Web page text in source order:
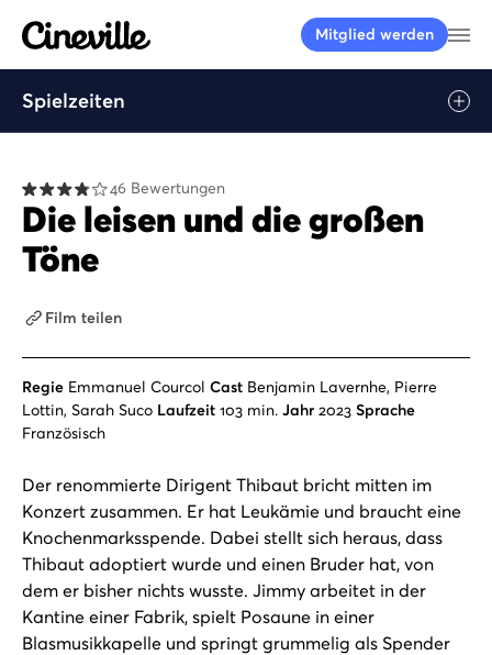
Cineville Logo
Mitglied werden
Spielzeiten
46 Bewertungen
Die leisen und die großen
Töne
Film teilen
Regie Emmanuel Courcol Cast Benjamin Lavernhe, Pierre
Lottin, Sarah Suco Laufzeit 103 min. Jahr 2023 Sprache
Französisch
Der renommierte Dirigent Thibaut bricht mitten im
Konzert zusammen. Er hat Leukämie und braucht eine
Knochenmarksspende. Dabei stellt sich heraus, dass
Thibaut adoptiert wurde und einen Bruder hat, von
dem er bisher nichts wusste. Jimmy arbeitet in der
Kantine einer Fabrik, spielt Posaune in einer
Blasmusikkapelle und springt grummelig als Spender